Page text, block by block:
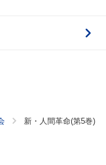
新・人間革命(第5巻)